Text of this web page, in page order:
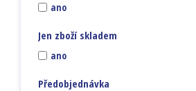
ano
Jen zboží skladem
ano
Předobjednávka